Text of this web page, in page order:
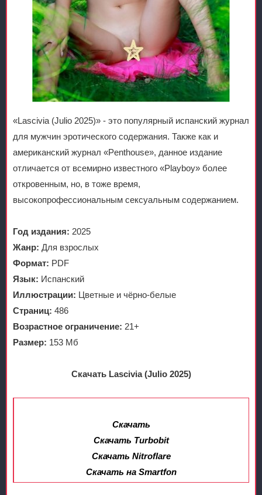
«Lascivia (Julio 2025)» - это популярный испанский журнал
для мужчин эротического содержания. Также как и
американский журнал «Penthouse», данное издание
отличается от всемирно известного «Playboy» более
откровенным, но, в тоже время,
высокопрофессиональным сексуальным содержанием.
Год издания: 2025
Жанр: Для взрослых
Формат: PDF
Язык: Испанский
Иллюстрации: Цветные и чёрно-белые
Страниц: 486
Возрастное ограничение: 21+
Размер: 153 Мб
Скачать Lascivia (Julio 2025)
Скачать
Скачать Turbobit
Скачать Nitroflare
Скачать на Smartfon